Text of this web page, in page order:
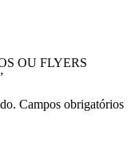
OU FLYERS
Campos obrigatórios